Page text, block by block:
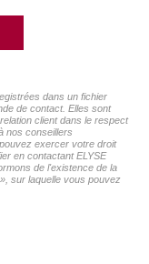
dans un fichier
de contact. Elles sont
client dans le respect
nos conseillers
exercer votre droit
en contactant ELYSE
de l'existence de la
sur laquelle vous pouvez